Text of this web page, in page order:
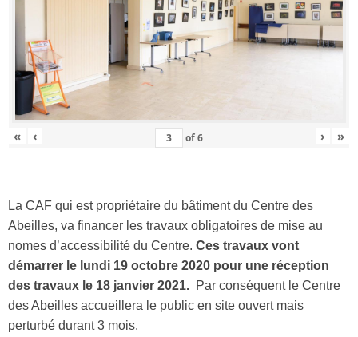
« ‹ of6 › »
La CAF qui est propriétaire du bâtiment du Centre des
Abeilles, va financer les travaux obligatoires de mise au
nomes d’accessibilité du Centre. Ces travaux vont
démarrer le lundi 19 octobre 2020 pour une réception
des travaux le 18 janvier 2021. Par conséquent le Centre
des Abeilles accueillera le public en site ouvert mais
perturbé durant 3 mois.